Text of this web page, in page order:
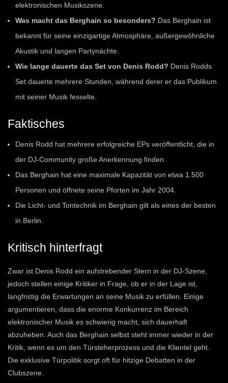
elektronischen Musikszene.
Was macht das Berghain so besonders? Das Berghain ist
bekannt für seine einzigartige Atmosphäre, außergewöhnliche
Akustik und langen Partynächte.
Wie lange dauerte das Set von Denis Rodd? Denis Rodds
Set dauerte mehrere Stunden, während derer er das Publikum
mit seiner Musik fesselte.
Faktisches
Denis Rodd hat mehrere erfolgreiche EPs veröffentlicht, die in
der DJ-Community große Anerkennung finden.
Das Berghain hat eine maximale Kapazität von etwa 1.500
Personen und öffnete seine Pforten im Jahr 2004.
Die Licht- und Tontechnik im Berghain gilt als eines der besten
in Berlin.
Kritisch hinterfragt
Zwar ist Denis Rodd ein aufstrebender Stern in der DJ-Szene,
jedoch stellen einige Kritiker in Frage, ob er in der Lage ist,
langfristig die Erwartungen an seine Musik zu erfüllen. Einige
argumentieren, dass die enorme Konkurrenz im Bereich
elektronischer Musik es schwierig macht, sich dauerhaft
abzuheben. Auch das Berghain selbst steht immer wieder in der
Kritik, wenn es um den Türsteherprozess und die Klientel geht.
Die exklusive Türpolitik sorgt oft für hitzige Debatten in der
Clubszene.